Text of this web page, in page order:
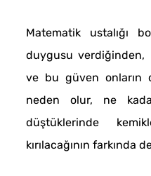
Matematik ustalığı
duygusu verdiğinden,
ve bu güven onların
neden olur, ne
düştüklerinde
kırılacağının farkında